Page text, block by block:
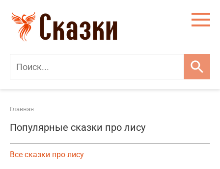
контенту
Главная
Популярные сказки про лису
Все сказки про лису